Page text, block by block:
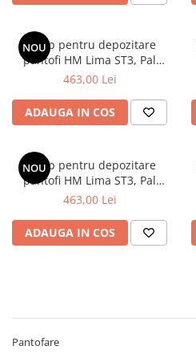
NOU
Dulap pentru depozitare
pantofi HM Lima ST3, Pal
melaminat, 2 compartimente,
463,00 Lei
ADAUGA IN COS
NOU
Dulap pentru depozitare
pantofi HM Lima ST3, Pal
melaminat, 2 compartimente,
463,00 Lei
ADAUGA IN COS
Pantofare